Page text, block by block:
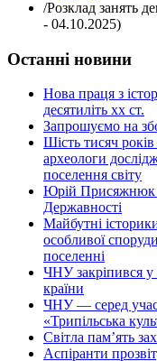
/Розклад занять
- 04.10.2025)
Останні новини
Нова праця з
десятиліть хх ст.
Запрошуємо на
Шість тисяч
археологи
поселення світу
Юрій Присяжнюк
Державності
Майбутні
особливої
поселенні
ЧНУ закріпився у
країни
ЧНУ — серед
«Трипільська
Світла пам’ять
Аспіранти